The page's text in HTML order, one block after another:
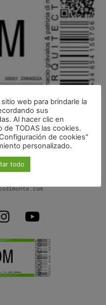
(III)
dpdo-1ºB
SPAIN
web para brindarle la
sus
Al hacer clic en
de TODAS las cookies.
de cookies"
personalizado.
todo